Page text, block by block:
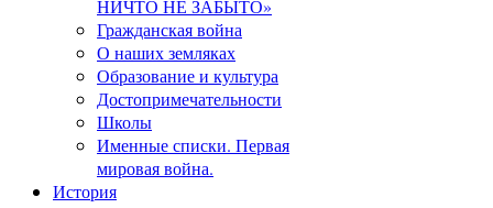
НИЧТО НЕ ЗАБЫТО»
Гражданская война
О наших земляках
Образование и культура
Достопримечательности
Школы
Именные списки. Первая
мировая война.
История